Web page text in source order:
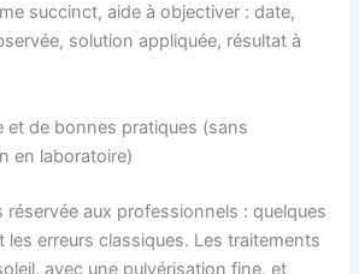
succinct, aide à objectiver : date,
solution appliquée, résultat à
et de bonnes pratiques (sans
en laboratoire)
réservée aux professionnels : quelques
les erreurs classiques. Les traitements
avec une pulvérisation fine, et